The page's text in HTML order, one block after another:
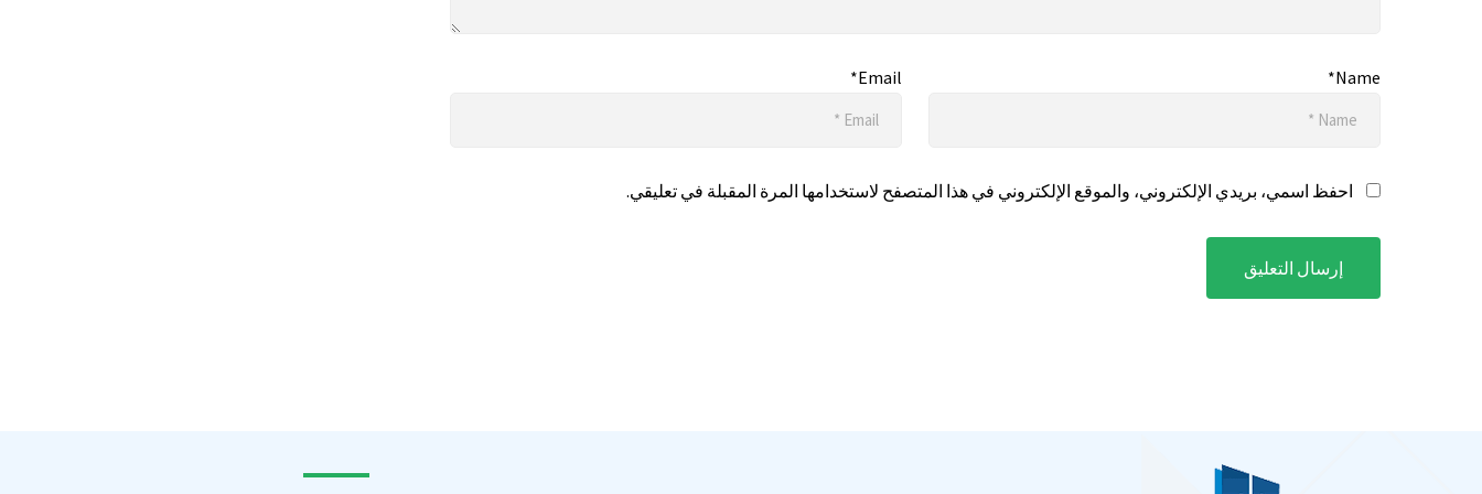
Name*
Email*
احفظ اسمي، بريدي الإلكتروني، والموقع الإلكتروني في هذا المتصفح لاستخدامها المرة المقبلة في تعليقي.